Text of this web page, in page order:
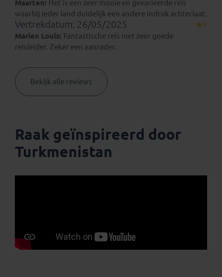
Maarten: Het is een zeer mooie en gevarieerde reis
waarbij ieder land duidelijk een andere indruk achterlaat.
Vertrekdatum: 26/05/2025 9
Marien Louis: Fantastische reis met zeer goede
reisleider. Zeker een aanrader.
Bekijk alle reviews
Raak geïnspireerd door
Turkmenistan